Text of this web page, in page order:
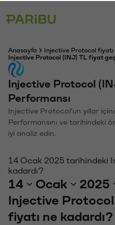
Anasayfa
Injective Protocol fiyatı
Injective Protocol (INJ) TL fiyat
Injective Protocol
Performansı
Injective Protocol'un yıllar
Performansını ve tarihindeki
iyi analiz edin.
14 Ocak 2025 tarihindeki
kadardı?
14 Ocak 2025
Injective Protocol
fiyatı ne kadardı?